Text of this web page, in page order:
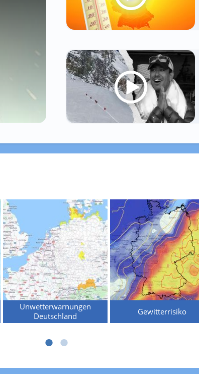
Unwetterwarnungen
Deutschland
Gewitterrisiko